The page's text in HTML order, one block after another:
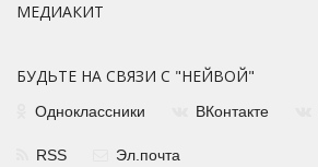
МЕДИАКИТ
БУДЬТЕ НА СВЯЗИ С "НЕЙВОЙ"
Одноклассники ВКонтакте
RSS Эл.почта